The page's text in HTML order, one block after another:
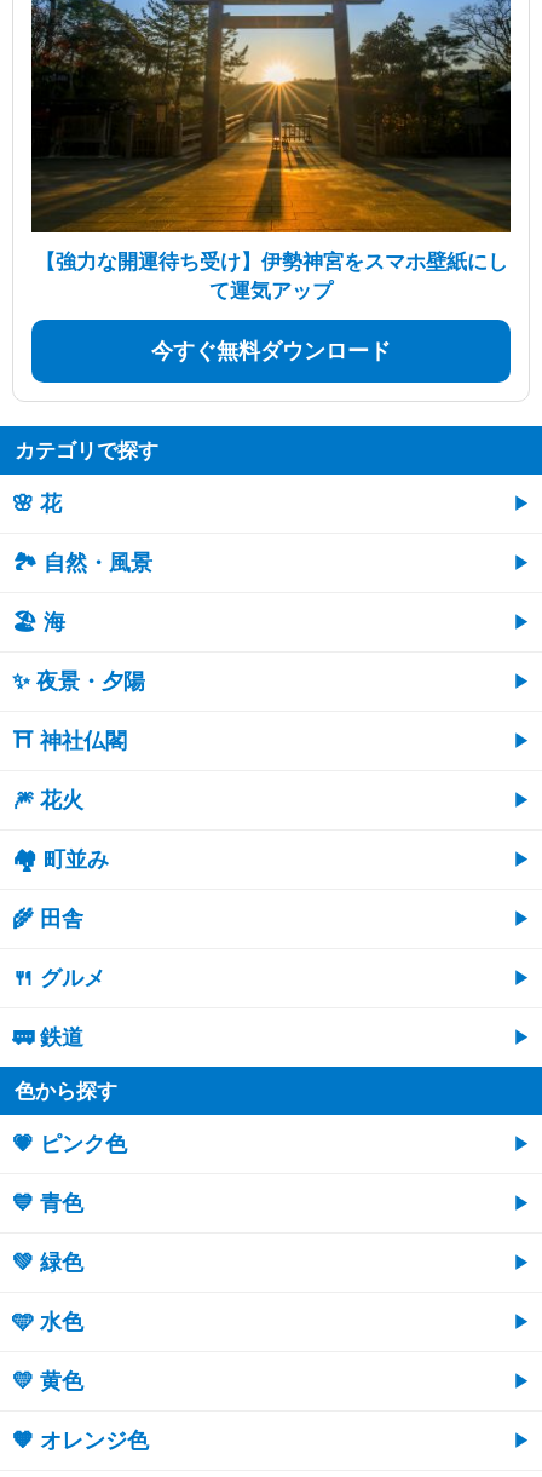
【強力な開運待ち受け】伊勢神宮をスマホ壁紙にし
て運気アップ
今すぐ無料ダウンロード
カテゴリで探す
🌸 花
🏞️ 自然・風景
🏖 海
✨ 夜景・夕陽
⛩ 神社仏閣
🎆 花火
🏘 町並み
🌾 田舎
🍴 グルメ
🚃 鉄道
色から探す
💗 ピンク色
💙 青色
💚 緑色
🩵 水色
💛 黄色
🧡 オレンジ色